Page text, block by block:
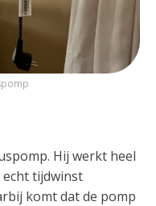
Hij werkt heel
tijdwinst
komt dat de pomp